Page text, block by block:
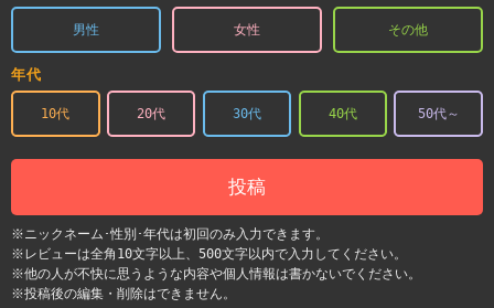
男性 女性 その他
年代
10代 20代 30代 40代 50代～
投稿
※ニックネーム･性別･年代は初回のみ入力できます。
※レビューは全角10文字以上、500文字以内で入力してください。
※他の人が不快に思うような内容や個人情報は書かないでください。
※投稿後の編集・削除はできません。